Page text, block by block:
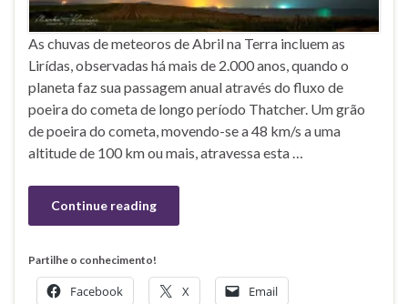
As chuvas de meteoros de Abril na Terra incluem as
Lirídas, observadas há mais de 2.000 anos, quando o
planeta faz sua passagem anual através do fluxo de
poeira do cometa de longo período Thatcher. Um grão
de poeira do cometa, movendo-se a 48 km/s a uma
altitude de 100 km ou mais, atravessa esta …
Continue reading
Partilhe o conhecimento!
Facebook X Email